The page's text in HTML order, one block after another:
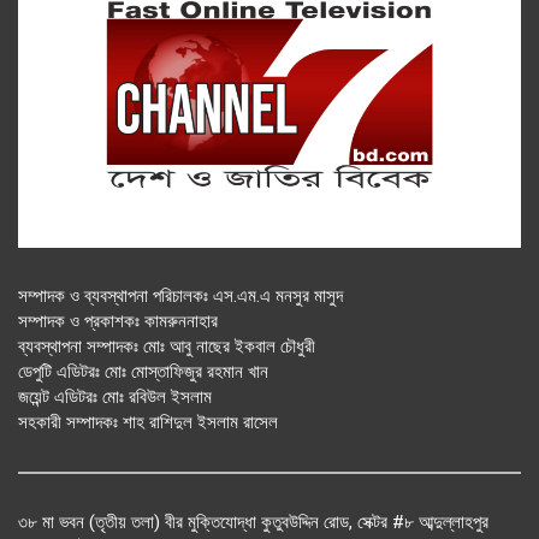
সম্পাদক ও ব্যবস্থাপনা পরিচালকঃ এস.এম.এ মনসুর মাসুদ
সম্পাদক ও প্রকাশকঃ কামরুননাহার
ব্যবস্থাপনা সম্পাদকঃ মোঃ আবু নাছের ইকবাল চৌধুরী
ডেপুটি এডিটরঃ মোঃ মোস্তাফিজুর রহমান খান
জয়েন্ট এডিটরঃ মোঃ রবিউল ইসলাম
সহকারী সম্পাদকঃ শাহ রাশিদুল ইসলাম রাসেল
৩৮ মা ভবন (তৃতীয় তলা) বীর মুক্তিযোদ্ধা কুতুবউদ্দিন রোড, সেক্টর #৮ আব্দুল্লাহপুর